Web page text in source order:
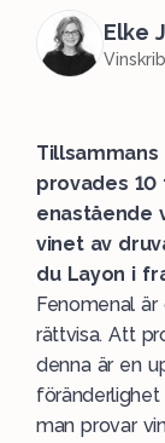
Elke
Tillsammans
provades
enastående
vinet av
du Layon i
Fenomenal
rättvisa. Att
denna är en
man provar